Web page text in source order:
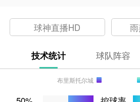
球神直播HD
技术统计 球队阵容
布里斯托尔城